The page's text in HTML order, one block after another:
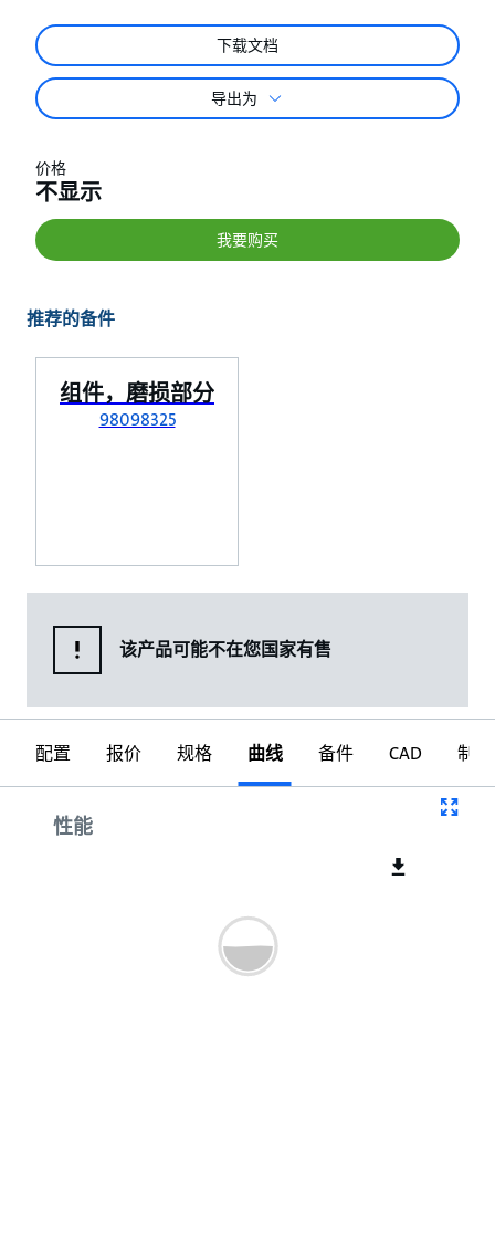
下载文档
导出为
价格
不显示
我要购买
推荐的备件
组件，磨损部分
98098325
该产品可能不在您国家有售
配置 报价 规格 曲线 备件 CAD 制图
性能